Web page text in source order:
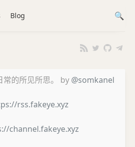
常的所见所思。 by @somkanel
rss.fakeye.xyz
channel.fakeye.xyz
Blog